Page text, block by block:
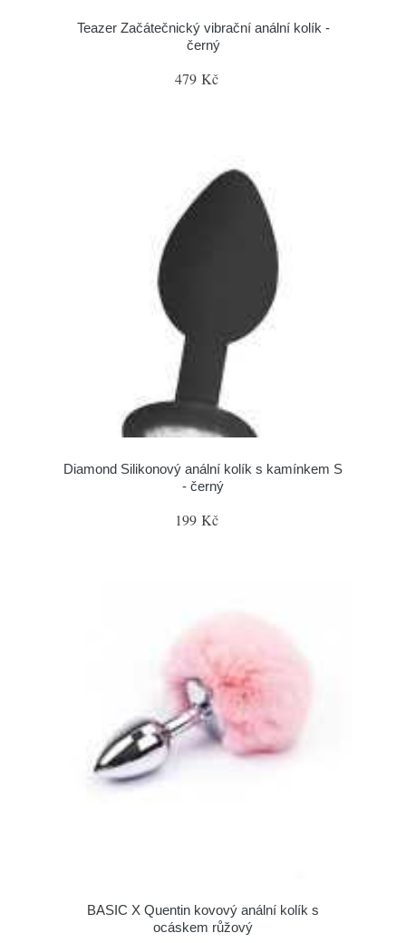
Teazer Začátečnický vibrační anální kolík -
černý
479 Kč
Diamond Silikonový anální kolík s kamínkem S
- černý
199 Kč
BASIC X Quentin kovový anální kolík s
ocáskem růžový